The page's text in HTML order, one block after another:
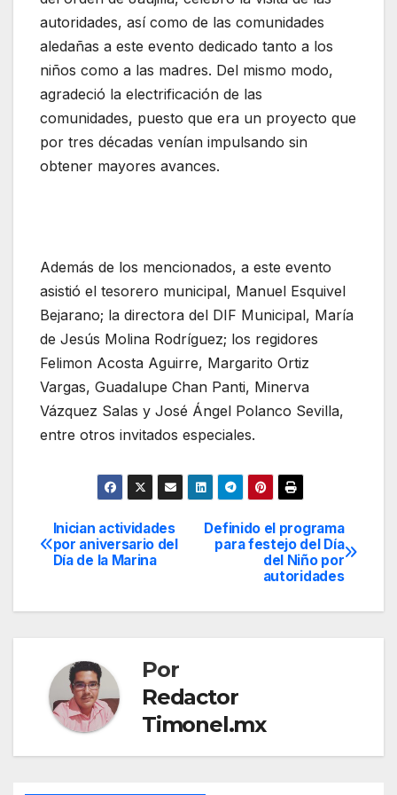
autoridades, así como de las comunidades
aledañas a este evento dedicado tanto a los
niños como a las madres. Del mismo modo,
agradeció la electrificación de las
comunidades, puesto que era un proyecto que
por tres décadas venían impulsando sin
obtener mayores avances.
Además de los mencionados, a este evento
asistió el tesorero municipal, Manuel Esquivel
Bejarano; la directora del DIF Municipal, María
de Jesús Molina Rodríguez; los regidores
Felimon Acosta Aguirre, Margarito Ortiz
Vargas, Guadalupe Chan Panti, Minerva
Vázquez Salas y José Ángel Polanco Sevilla,
entre otros invitados especiales.
Navegación
de
entradas
Definido el programa
para festejo del Día
del Niño por
autoridades
Inician actividades
por aniversario del
Día de la Marina
Por
Redactor
Timonel.mx